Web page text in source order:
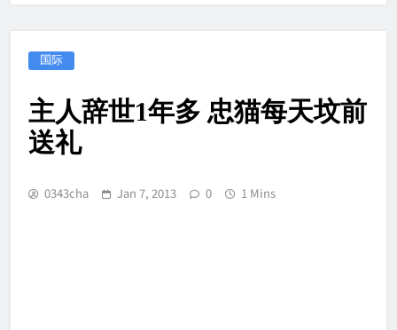
国际
主人辞世1年多 忠猫每天坟前
送礼
0343cha Jan 7, 2013 0 1 Mins